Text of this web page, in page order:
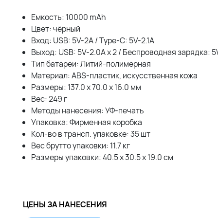
Емкость: 10000 mAh
Цвет: чёрный
Вход: USB: 5V-2A / Type-C: 5V-2.1A
Выход: USB: 5V-2.0A x 2 / Беспроводная зарядка:
Тип батареи: Литий-полимерная
Материал: ABS-пластик, искусственная кожа
Размеры: 137.0 х 70.0 х 16.0 мм
Вес: 249 г
Методы нанесения: УФ-печать
Упаковка: Фирменная коробка
Кол-во в трансп. упаковке: 35 шт
Вес брутто упаковки: 11.7 кг
Размеры упаковки: 40.5 x 30.5 x 19.0 см
ЦЕНЫ ЗА НАНЕСЕНИЯ